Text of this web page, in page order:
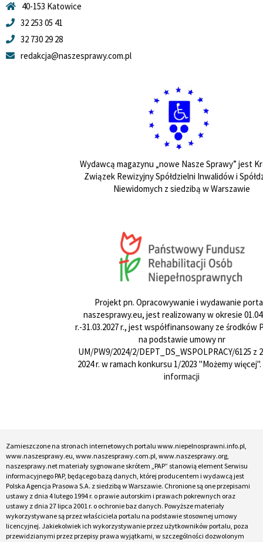
40-153 Katowice
32 253 05 41
32 730 29 28
redakcja@naszesprawy.com.pl
Wydawcą magazynu „nowe Nasze Sprawy” jest
Związek Rewizyjny Spółdzielni Inwalidów i
Niewidomych z siedzibą w Warszawie
Projekt pn. Opracowywanie i wydawanie
naszesprawy.eu, jest realizowany w okresie
r.-31.03.2027 r., jest współfinansowany ze środków
na podstawie umowy nr
UM/PW9/2024/2/DEPT_DS_WSPOLPRACY/6125 z
2024 r. w ramach konkursu 1/2023 "Możemy więcej".
informacji
Zamieszczone na stronach internetowych portalu www.niepelnosprawni.info.pl,
www.naszesprawy.eu, www.naszesprawy.com.pl, www.naszesprawy.org,
naszesprawy.net materiały sygnowane skrótem „PAP” stanowią element Serwisu
informacyjnego PAP, będącego bazą danych, której producentem i wydawcą jest
Polska Agencja Prasowa S.A. z siedzibą w Warszawie. Chronione są one przepisami
ustawy z dnia 4 lutego 1994 r. o prawie autorskim i prawach pokrewnych oraz
ustawy z dnia 27 lipca 2001 r. o ochronie baz danych. Powyższe materiały
wykorzystywane są przez właściciela portalu na podstawie stosownej umowy
licencyjnej. Jakiekolwiek ich wykorzystywanie przez użytkowników portalu, poza
przewidzianymi przez przepisy prawa wyjątkami, w szczególności dozwolonym